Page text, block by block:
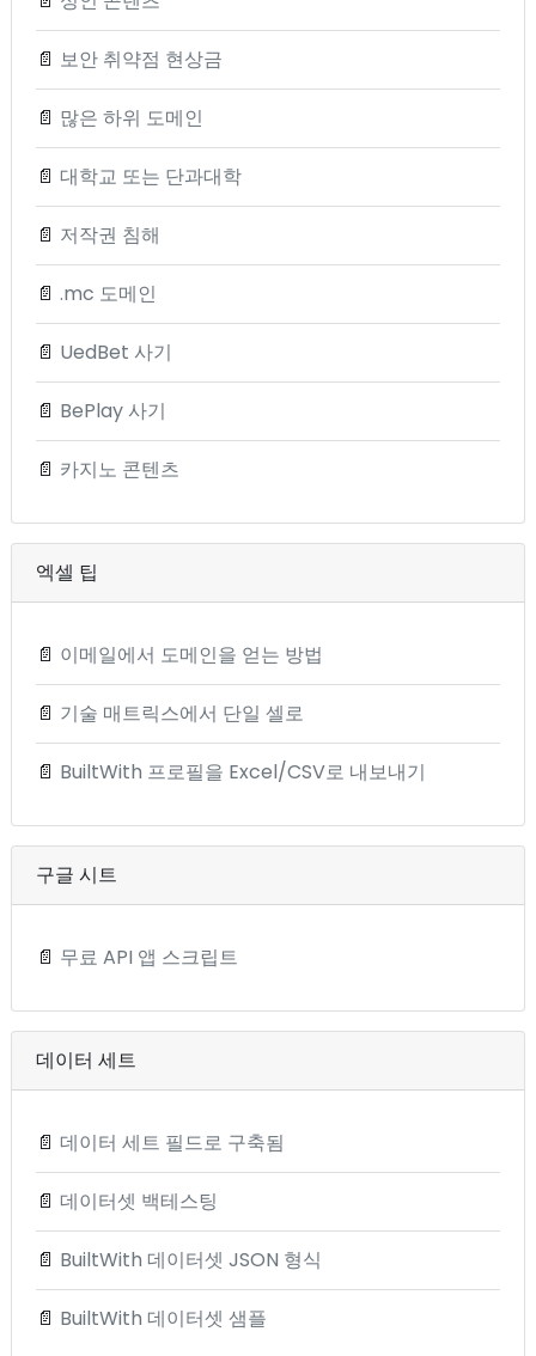
📄 보안 취약점 현상금
📄 많은 하위 도메인
📄 대학교 또는 단과대학
📄 저작권 침해
📄 .mc 도메인
📄 UedBet 사기
📄 BePlay 사기
📄 카지노 콘텐츠
엑셀 팁
📄 이메일에서 도메인을 얻는 방법
📄 기술 매트릭스에서 단일 셀로
📄 BuiltWith 프로필을 Excel/CSV로 내보내기
구글 시트
📄 무료 API 앱 스크립트
데이터 세트
📄 데이터 세트 필드로 구축됨
📄 데이터셋 백테스팅
📄 BuiltWith 데이터셋 JSON 형식
📄 BuiltWith 데이터셋 샘플